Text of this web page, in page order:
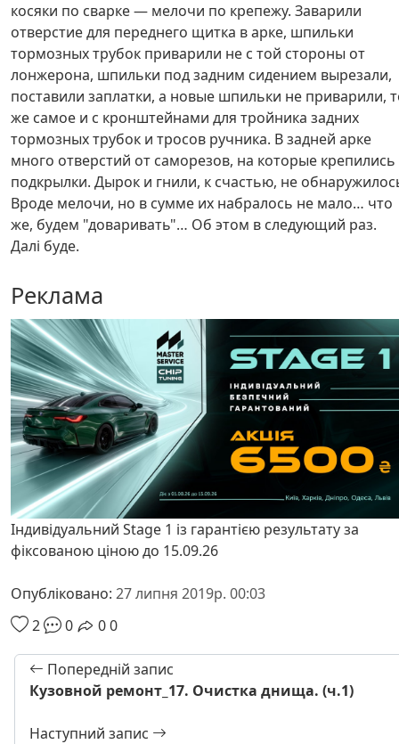
косяки по сварке — мелочи по крепежу. Заварили
отверстие для переднего щитка в арке, шпильки
тормозных трубок приварили не с той стороны от
лонжерона, шпильки под задним сидением вырезали,
поставили заплатки, а новые шпильки не приварили,
же самое и с кронштейнами для тройника задних
тормозных трубок и тросов ручника. В задней арке
много отверстий от саморезов, на которые крепились
подкрылки. Дырок и гнили, к счастью, не
Вроде мелочи, но в сумме их набралось не мало… что
же, будем "доваривать"… Об этом в следующий раз.
Далі буде.
Реклама
Індивідуальний Stage 1 із гарантією результату за
фіксованою ціною до 15.09.26
Опубліковано: 27 липня 2019р. 00:03
2
0 00
Попередній запис
Кузовной ремонт_17. Очистка днища. (ч.1)
Наступний запис